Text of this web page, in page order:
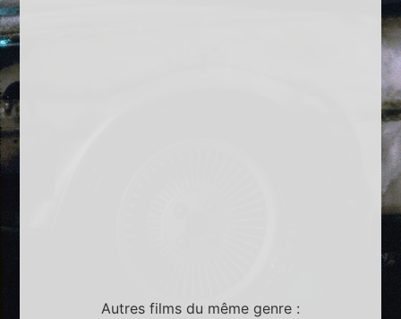
Autres films du même genre :